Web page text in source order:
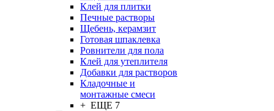
Клей для плитки
Печные растворы
Щебень, керамзит
Готовая шпаклевка
Ровнители для пола
Клей для утеплителя
Добавки для растворов
Кладочные и
монтажные смеси
+ ЕЩЕ 7